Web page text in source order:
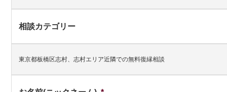
相談カテゴリー
東京都板橋区志村、志村エリア近隣での無料復縁相談